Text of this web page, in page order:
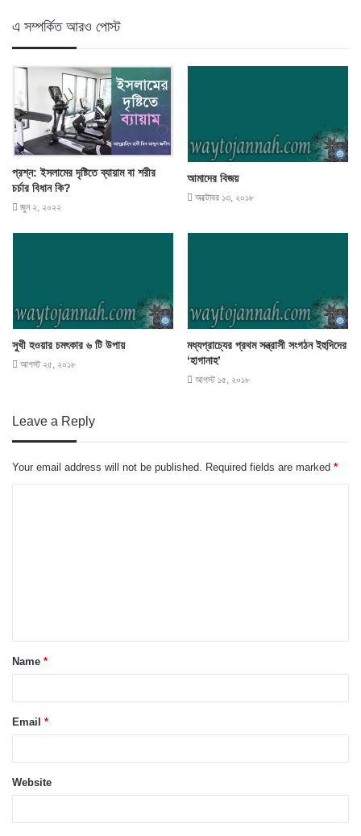
এ সম্পর্কিত আরও পোস্ট
প্রশ্ন: ইসলামের দৃষ্টিতে ব্যায়াম বা শরীর
চর্চার বিধান কি?
জুন ২, ২০২২
আমাদের বিজয়
অক্টোবর ১৩, ২০১৮
সুখী হওয়ার চমৎকার ৬ টি উপায়
আগস্ট ২৫, ২০১৮
মধ্যপ্রাচ্যের প্রথম সন্ত্রাসী সংগঠন ইহুদিদের
‘হাগানাহ’
আগস্ট ১৫, ২০১৮
Leave a Reply
Your email address will not be published. Required fields are marked *
Name *
Email *
Website